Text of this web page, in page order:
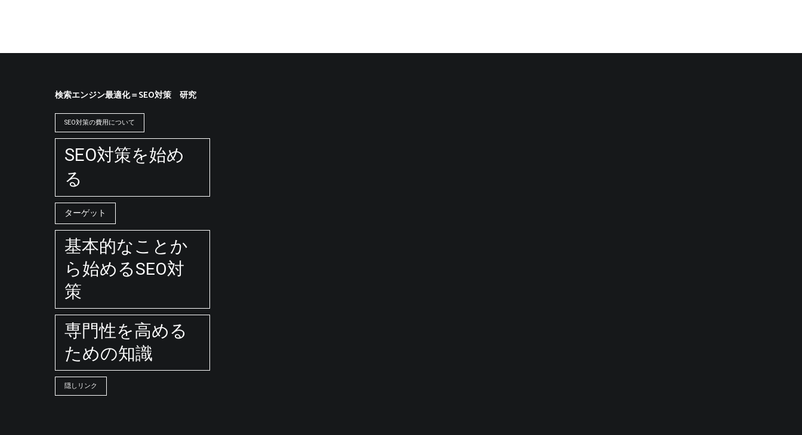
検索エンジン最適化＝SEO対策 研究
SEO対策の費用について
SEO対策を始め
る
ターゲット
基本的なことか
ら始めるSEO対
策
専門性を高める
ための知識
隠しリンク